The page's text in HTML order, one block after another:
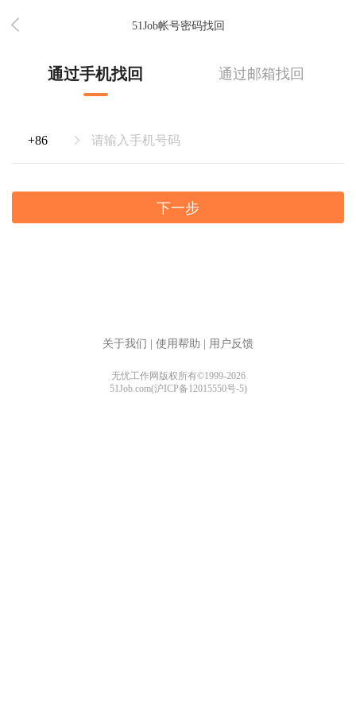
51Job帐号密码找回
通过手机找回 通过邮箱找回
下一步
关于我们 使用帮助 用户反馈
无忧工作网版权所有©1999-2026
51Job.com(沪ICP备12015550号-5)